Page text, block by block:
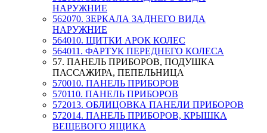
НАРУЖНИЕ
562070. ЗЕРКАЛА ЗАДНЕГО ВИДА
НАРУЖНИЕ
564010. ЩИТКИ АРОК КОЛЕС
564011. ФАРТУК ПЕРЕДНЕГО КОЛЕСА
57. ПАНЕЛЬ ПРИБОРОВ, ПОДУШКА
ПАССАЖИРА, ПЕПЕЛЬНИЦА
570010. ПАНЕЛЬ ПРИБОРОВ
570110. ПАНЕЛЬ ПРИБОРОВ
572013. ОБЛИЦОВКА ПАНЕЛИ ПРИБОРОВ
572014. ПАНЕЛЬ ПРИБОРОВ, КРЫШКА
ВЕЩЕВОГО ЯЩИКА